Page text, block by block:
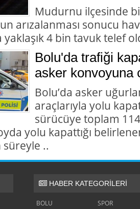
Mudurnu ilçesinde
arızalanması sonucu
yaklaşık 4 bin tavuk telef
Bolu'da trafiği
asker konvoyuna
Bolu’da asker
araçlarıyla yolu
sürücüye toplam
yolu kapattığı
..
HABER KATEGORİLERİ
BOLU
SPOR